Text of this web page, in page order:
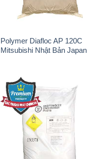
Polymer Diafloc AP 120C
Mitsubishi Nhật Bản Japan